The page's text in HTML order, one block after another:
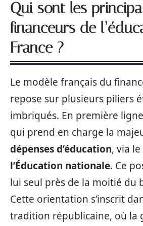
Qui sont les
financeurs de
France ?
Le modèle français du
repose sur plusieurs piliers
imbriqués. En première ligne
qui prend en charge la
dépenses d’éducation, via le
l’Éducation nationale. Ce
lui seul près de la moitié du
Cette orientation s’inscrit
tradition républicaine, où la